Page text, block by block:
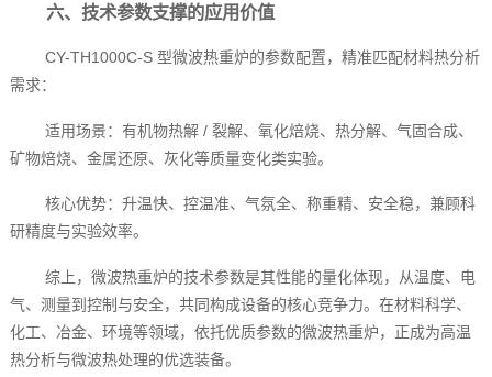
六、技术参数支撑的应用价值
CY-TH1000C-S 型微波热重炉的参数配置，精准匹配材料热分析
需求：
适用场景：有机物热解 / 裂解、氧化焙烧、热分解、气固合成、
矿物焙烧、金属还原、灰化等质量变化类实验。
核心优势：升温快、控温准、气氛全、称重精、安全稳，兼顾科
研精度与实验效率。
综上，微波热重炉的技术参数是其性能的量化体现，从温度、电
气、测量到控制与安全，共同构成设备的核心竞争力。在材料科学、
化工、冶金、环境等领域，依托优质参数的微波热重炉，正成为高温
热分析与微波热处理的优选装备。